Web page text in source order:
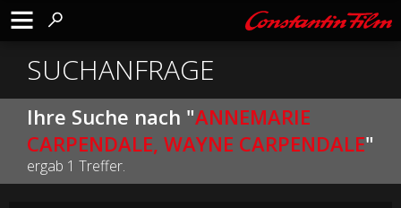
SUCHANFRAGE
Ihre Suche nach "ANNEMARIE
CARPENDALE, WAYNE CARPENDALE"
ergab 1 Treffer.